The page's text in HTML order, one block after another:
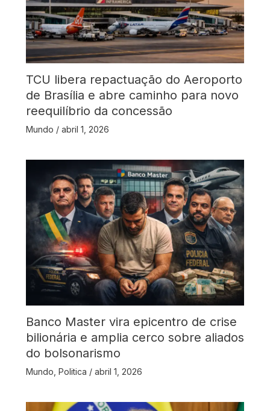
TCU libera repactuação do Aeroporto
de Brasília e abre caminho para novo
reequilíbrio da concessão
Mundo / abril 1, 2026
Banco Master vira epicentro de crise
bilionária e amplia cerco sobre aliados
do bolsonarismo
Mundo Politica / abril 1, 2026